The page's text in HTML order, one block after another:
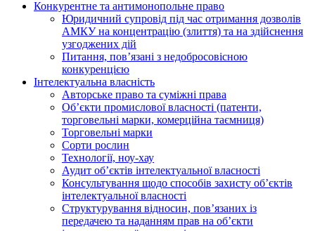
Конкурентне та антимонопольне право
Юридичний супровід під час отримання дозволів
АМКУ на концентрацію (злиття) та на здійснення
узгоджених дій
Питання, пов’язані з недобросовісною
конкуренцією
Інтелектуальна власність
Авторське право та суміжні права
Oб’єкти промислової власності (патенти,
торговельні марки, комерційна таємниця)
Торговельні марки
Сорти рослин
Технології, ноу-хау
Аудит об’єктів інтелектуальної власності
Консультування щодо способів захисту об’єктів
інтелектуальної власності
Структурування відносин, пов’язаних із
передачею та наданням прав на об’єкти